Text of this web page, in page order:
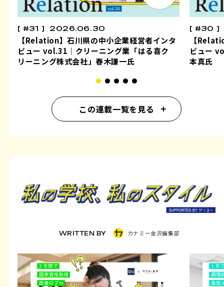
#31 2026.06.30
【Relation】石川県の中小企業経営者インタ
ビュー vol.31｜クリーニング業「はる喜ク
リーニング株式会社」春木謙一氏
#30
【
ビュー
本真氏
この連載一覧を見る
WRITTEN BY カナミー金沢編集部